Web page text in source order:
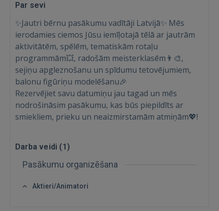
Ienākt
Par sevi
✨Jautri bērnu pasākumu vadītāji Latvijā✨ Mēs
ierodamies ciemos Jūsu iemīļotajā tēlā ar jautrām
aktivitātēm, spēlēm, tematiskām rotaļu
programmām💥, radošām meisterklasēm👨‍🎨,
sejiņu apgleznošanu un spīdumu tetovējumiem,
balonu figūriņu modelēšanu🎉
Rezervējiet savu datumiņu jau tagad un mēs
nodrošināsim pasākumu, kas būs piepildīts ar
smiekliem, prieku un neaizmirstamām atmiņām💖!
Darba veidi (1)
Pasākumu organizēšana
Aktieri/Animatori